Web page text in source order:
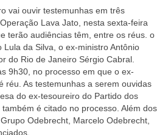
vai ouvir testemunhas em três
Lava Jato, nesta sexta-feira
terão audiências têm, entre os réus. o
da Silva, o ex-ministro Antônio
do Rio de Janeiro Sérgio Cabral.
9h30, no processo em que o ex-
réu. As testemunhas a serem ouvidas
do ex-tesoureiro do Partido dos
é citado no processo. Além dos
Odebrecht, Marcelo Odebrecht,